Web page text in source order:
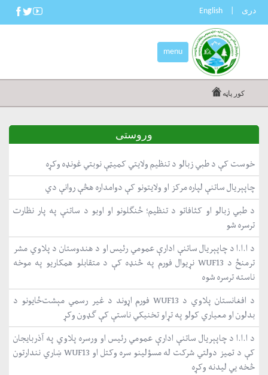
English دری
menu
کور پاڼه
وروستی
خوست کې د طبي زبالو د تنظیم ولایتي کمیټې نوبتي غونډه وکړه
چاپېریال ساتنې لپاره مرکز او ولایتونو کې دوامداره هڅې روانې دي
د طبي زبالو او کثافاتو د تنظیم؛ ځنګلونو او اوبو د ساتنې په پار نظارت
ترسره شو
د ا.ا.ا د چاپېریال ساتنې ادارې عمومي رئیس او د هندوستان د پلاوي مشر
ترمنځ د WUF13 نړیوال فورم په څنډه کې د متقابلو همکاریو په موخه
ناسته ترسره شوه
د افغانستان پلاوي د WUF13 فورم اړوند د غیر رسمي مېشت‌ځایونو د
بدلون او معیاري کولو په تړاو تخنیکي ناستې کې ګډون وکړ
د ا.ا.ا د چاپېریال ساتنې ادارې عمومي رئیس او ورسره پلاوي په آذربایجان
کې د تمیز دولتي شرکت له مسؤلینو سره وکتل او WUF13 ښاري نندارتون
څخه یي لیدنه وکړه